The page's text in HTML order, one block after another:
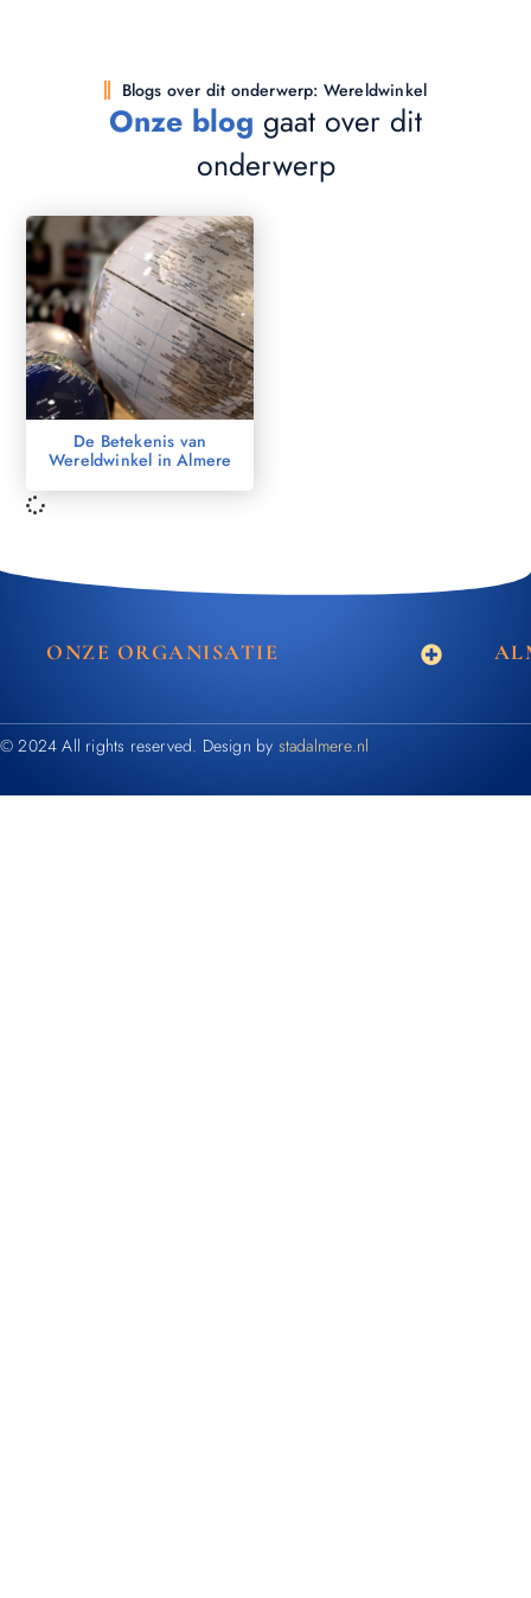
Blogs over dit onderwerp: Wereldwinkel
Onze blog gaat over dit
onderwerp
De Betekenis van
Wereldwinkel in Almere
ONZE ORGANISATIE
© 2024 All rights reserved. Design by stadalmere.nl